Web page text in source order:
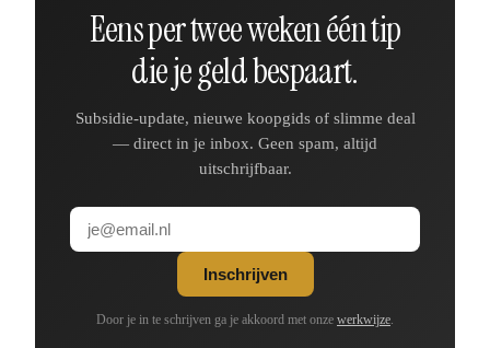
Eens per twee weken één tip
die je geld bespaart.
Subsidie-update, nieuwe koopgids of slimme deal
— direct in je inbox. Geen spam, altijd
uitschrijfbaar.
Inschrijven
Door je in te schrijven ga je akkoord met onze werkwijze